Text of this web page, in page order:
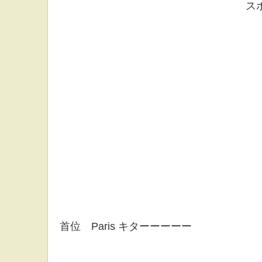
ス
首位 Paris キターーーーー